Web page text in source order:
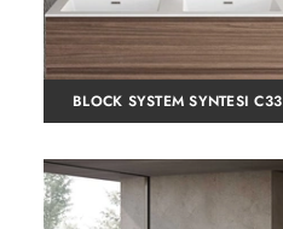
BLOCK SYSTEM SYNTESI C33